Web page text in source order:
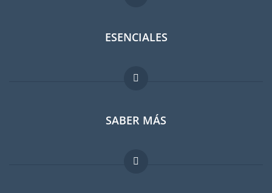
ESENCIALES
Foro para expatriados
Guia para expatriados
Trabajos en el extranjero
SABER MÁS
FAQ